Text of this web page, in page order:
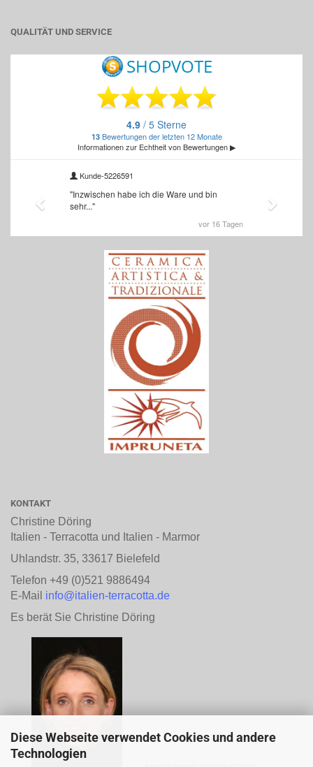
Diese Webseite verwendet Cookies und andere
Technologien
QUALITÄT UND SERVICE
KONTAKT
Christine Döring
Italien - Terracotta und Italien - Marmor
Uhlandstr. 35, 33617 Bielefeld
Telefon +49 (0)521 9886494
E-Mail info@italien-terracotta.de
Es berät Sie Christine Döring